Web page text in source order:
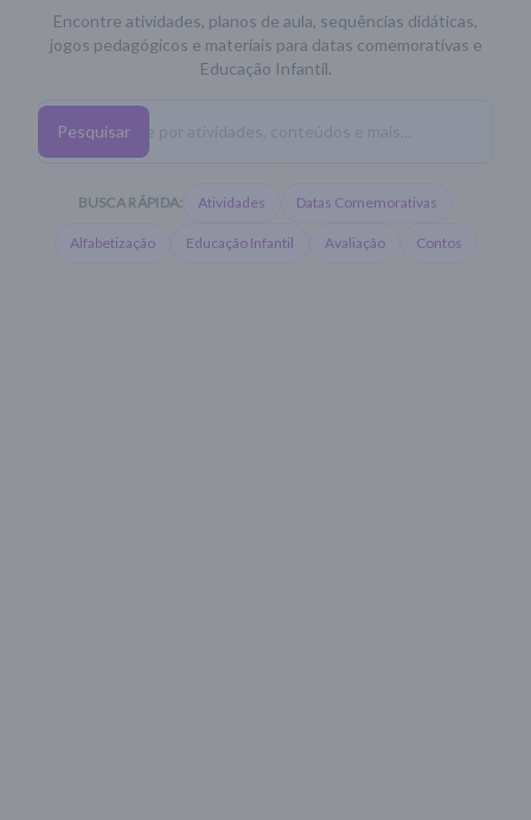
Encontre atividades, planos de aula, sequências didáticas,
jogos pedagógicos e materiais para datas comemorativas e
Educação Infantil.
Pesquisar
BUSCA RÁPIDA: Atividades Datas Comemorativas
Alfabetização Educação Infantil Avaliação Contos